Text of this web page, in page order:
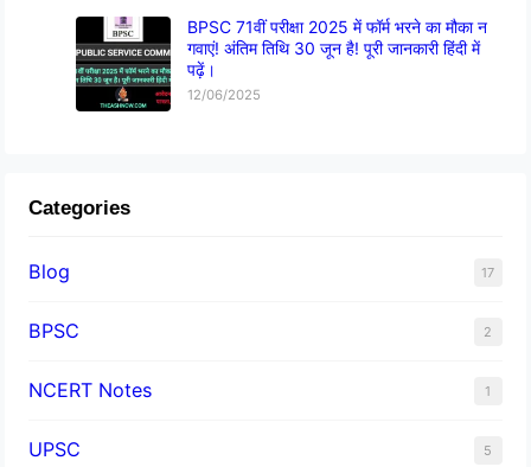
BPSC 71वीं परीक्षा 2025 में फॉर्म भरने का मौका न
गवाएं! अंतिम तिथि 30 जून है! पूरी जानकारी हिंदी में
पढ़ें।
12/06/2025
Categories
Blog 17
BPSC 2
NCERT Notes 1
UPSC 5